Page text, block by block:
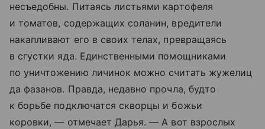
несъедобны. Питаясь листьями картофеля
и томатов, содержащих соланин, вредители
накапливают его в своих телах, превращаясь
в сгустки яда. Единственными помощниками
по уничтожению личинок можно считать жужелиц
да фазанов. Правда, недавно прочла, будто
к борьбе подключатся скворцы и божьи
коровки, — отмечает Дарья. — А вот взрослых